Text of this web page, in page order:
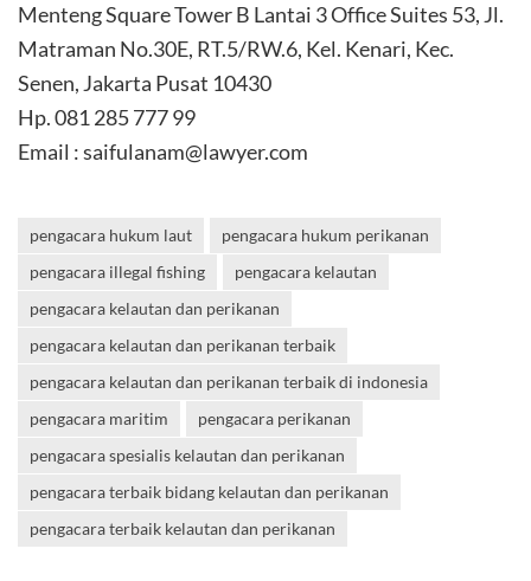
Menteng Square Tower B Lantai 3 Office Suites 53, Jl.
Matraman No.30E, RT.5/RW.6, Kel. Kenari, Kec.
Senen, Jakarta Pusat 10430
Hp. 081 285 777 99
Email : saifulanam@lawyer.com
pengacara hukum laut
pengacara hukum perikanan
pengacara illegal fishing
pengacara kelautan
pengacara kelautan dan perikanan
pengacara kelautan dan perikanan terbaik
pengacara kelautan dan perikanan terbaik di indonesia
pengacara maritim
pengacara perikanan
pengacara spesialis kelautan dan perikanan
pengacara terbaik bidang kelautan dan perikanan
pengacara terbaik kelautan dan perikanan